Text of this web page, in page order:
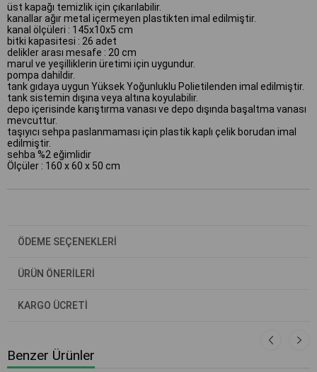
üst kapağı temizlik için çıkarılabilir.
kanallar ağır metal içermeyen plastikten imal edilmiştir.
kanal ölçüleri : 145x10x5 cm
bitki kapasitesi : 26 adet
delikler arası mesafe : 20 cm
marul ve yeşilliklerin üretimi için uygundur.
pompa dahildir.
tank gıdaya uygun Yüksek Yoğunluklu Polietilenden imal edilmiştir.
tank sistemin dışına veya altına koyulabilir.
depo içerisinde karıştırma vanası ve depo dışında başaltma vanası
mevcuttur.
taşıyıcı sehpa paslanmaması için plastik kaplı çelik borudan imal
edilmiştir.
sehba %2 eğimlidir
Ölçüler : 160 x 60 x 50 cm
ÖDEME SEÇENEKLERI
ÜRÜN ÖNERILERI
KARGO ÜCRETİ
Benzer Ürünler